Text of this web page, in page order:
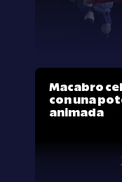
Macabro
con una
animada